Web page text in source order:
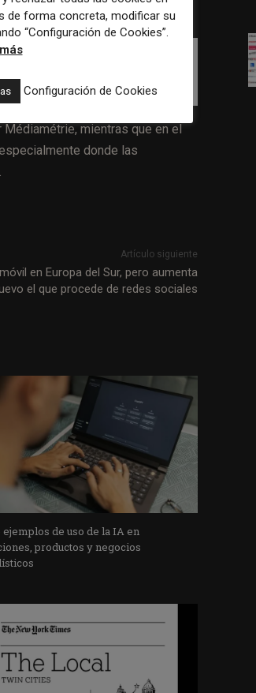
noticias tras una década
mientras que en el
donde las
Artículo siguiente
en Europa del Sur, pero aumenta
el que procede de redes sociales
ejemplos de uso de la IA en
productos y negocios
de forma concreta, modificar su
“Configuración de Cookies”.
Configuración de Cookies